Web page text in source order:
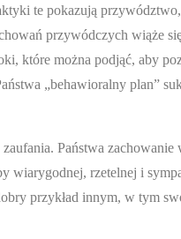
te pokazują
przywódczych wiąże
które można podjąć, aby
„behawioralny plan”
Państwa
wiarygodnej, rzetelnej i
przykład innym, w tym